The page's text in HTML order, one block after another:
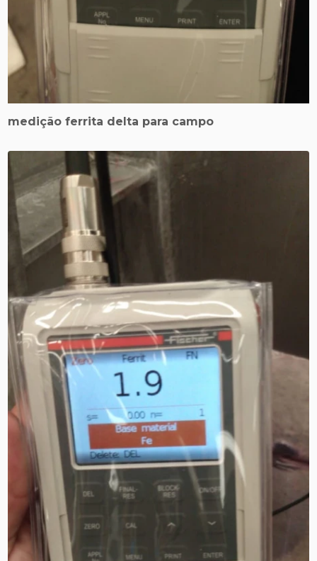
medição ferrita delta para campo